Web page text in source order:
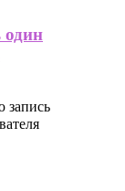
один
запись